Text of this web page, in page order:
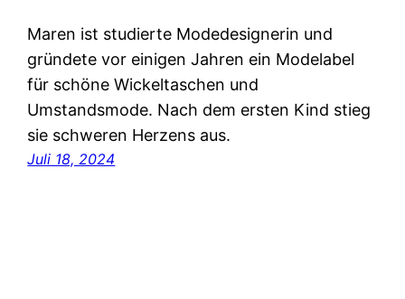
Maren ist studierte Modedesignerin und
gründete vor einigen Jahren ein Modelabel
für schöne Wickeltaschen und
Umstandsmode. Nach dem ersten Kind stieg
sie schweren Herzens aus.
Juli 18, 2024